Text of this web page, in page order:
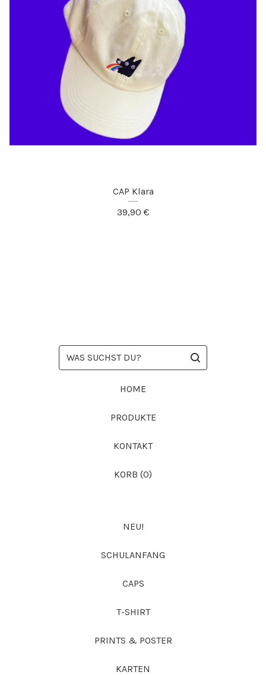
CAP Klara
39,90 €
WAS
SUCHST
HOME
PRODUKTE
KONTAKT
KORB (0)
NEU!
SCHULANFANG
CAPS
T-SHIRT
PRINTS & POSTER
KARTEN